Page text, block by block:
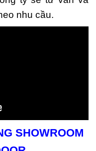
nhu cầu.
SHOWROOM